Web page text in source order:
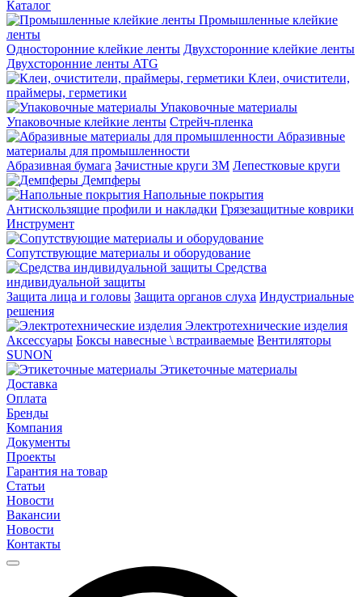
Каталог
Промышленные клейкие
ленты
Односторонние клейкие ленты Двухсторонние клейкие ленты
Двухсторонние ленты ATG
Клеи, очистители,
праймеры, герметики
Упаковочные материалы
Упаковочные клейкие ленты Стрейч-пленка
Абразивные
материалы для промышленности
Абразивная бумага Зачистные круги 3М Лепестковые круги
Демпферы
Напольные покрытия
Aнтискользящие профили и накладки Грязезащитные коврики
Инструмент
Сопутствующие материалы и оборудование
Средства
индивидуальной защиты
Защита лица и головы Защита органов слуха Индустриальные
решения
Электротехнические изделия
Аксессуары Боксы навесные \ встраиваемые Вентиляторы
SUNON
Этикеточные материалы
Доставка
Оплата
Бренды
Компания
Документы
Проекты
Гарантия на товар
Статьи
Новости
Вакансии
Новости
Контакты